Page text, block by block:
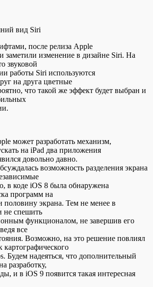
вид Siri
после релиза Apple
заметили изменение в дизайне Siri. На
звуковой
работы Siri используются
на друга цветные
что такой же эффект будет выбран и
может разработать механизм,
на iPad два приложения
довольно давно.
возможность разделения экрана
в коде iOS 8 была обнаружена
программ на
половину экрана. Тем не менее в
не спешить
функционалом, не завершив его
все
Возможно, на это решение повлиял
картографического
Будем надеяться, что дополнительный
разработку,
и в iOS 9 появится такая интересная